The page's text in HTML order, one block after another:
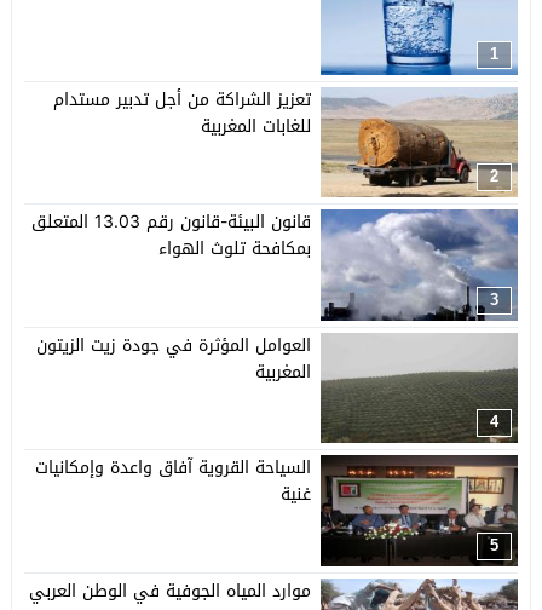
1
2
تعزيز الشراكة من أجل تدبير مستدام
للغابات المغربية
3
قانون البيئة-قانون رقم 13.03 المتعلق
بمكافحة تلوث الهواء
4
العوامل المؤثرة في جودة زيت الزيتون
المغربية
5
السياحة القروية آفاق واعدة وإمكانيات
غنية
موارد المياه الجوفية في الوطن العربي